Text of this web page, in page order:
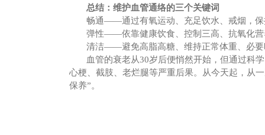
总结：维护血管通络的三个关键词
畅通——通过有氧运动、充足饮水、戒烟，保
弹性——依靠健康饮食、控制三高、抗氧化营
清洁——避免高脂高糖、维持正常体重、必
血管的衰老从30岁后便悄然开始，但通过科
心梗、截肢、老烂腿等严重后果。从今天起，从
保养”。